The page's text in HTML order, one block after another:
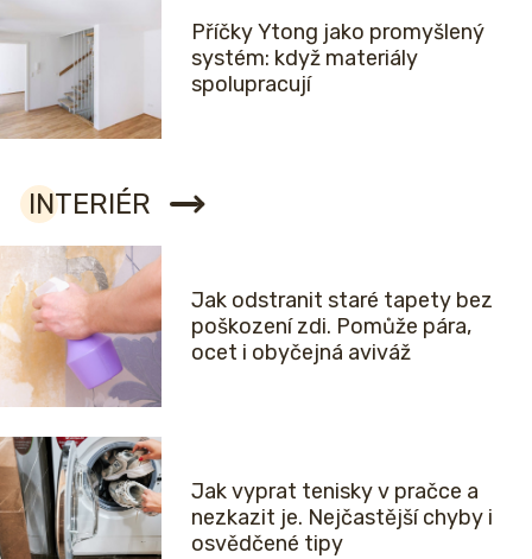
Příčky Ytong jako promyšlený
systém: když materiály
spolupracují
INTERIÉR
Jak odstranit staré tapety bez
poškození zdi. Pomůže pára,
ocet i obyčejná aviváž
Jak vyprat tenisky v pračce a
nezkazit je. Nejčastější chyby i
osvědčené tipy